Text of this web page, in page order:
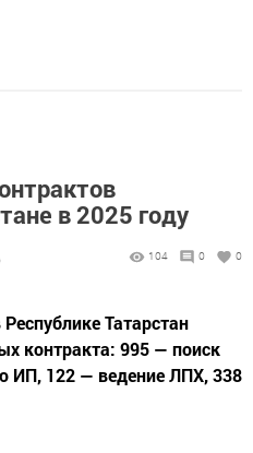
в 2025 году
104 0 0
Татарстан
контракта: 995 — поиск
ИП, 122 — ведение ЛПХ, 338